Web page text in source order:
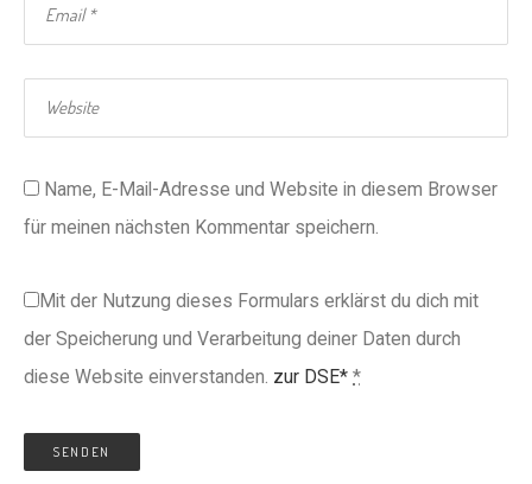
Name, E-Mail-Adresse und Website in diesem Browser
für meinen nächsten Kommentar speichern.
Mit der Nutzung dieses Formulars erklärst du dich mit
der Speicherung und Verarbeitung deiner Daten durch
diese Website einverstanden. zur DSE* *